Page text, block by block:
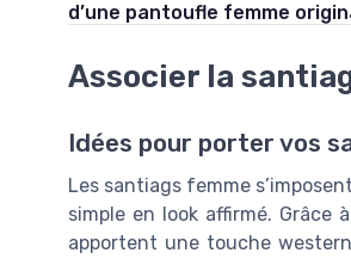
d’une pantoufle femme
Associer la
Idées pour porter vos
Les santiags femme
simple en look affirmé.
apportent une touche